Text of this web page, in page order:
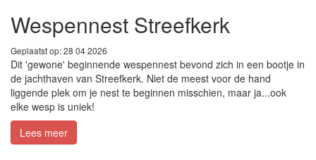
Wespennest Streefkerk
Geplaatst op: 28 04 2026
Dit 'gewone' beginnende wespennest bevond zich in een bootje in
de jachthaven van Streefkerk. Niet de meest voor de hand
liggende plek om je nest te beginnen misschien, maar ja...ook
elke wesp is uniek!
Lees meer